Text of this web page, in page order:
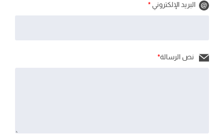
البريد الإلكتروني *
نص الرسالة*